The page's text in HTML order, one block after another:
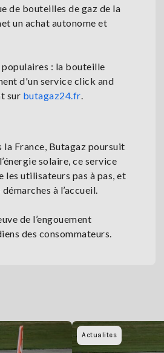
de bouteilles de gaz de la
un achat autonome et
: la bouteille
d'un service click and
sur butagaz24.fr
France, Butagaz poursuit
solaire, ce service
les utilisateurs pas à pas, et
à l’accueil.
de l’engouement
des consommateurs.
Actualites